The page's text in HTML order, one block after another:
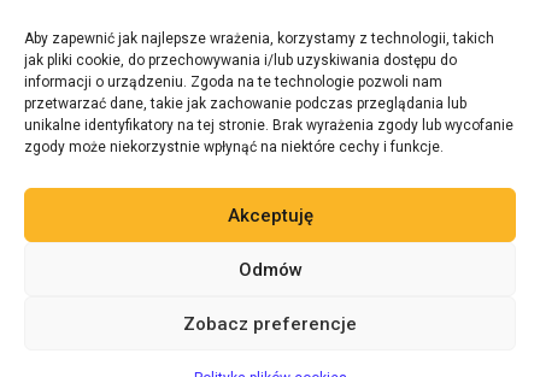
Aby zapewnić jak najlepsze wrażenia, korzystamy z technologii, takich
jak pliki cookie, do przechowywania i/lub uzyskiwania dostępu do
informacji o urządzeniu. Zgoda na te technologie pozwoli nam
przetwarzać dane, takie jak zachowanie podczas przeglądania lub
unikalne identyfikatory na tej stronie. Brak wyrażenia zgody lub wycofanie
zgody może niekorzystnie wpłynąć na niektóre cechy i funkcje.
Akceptuję
Odmów
Zobacz preferencje
©
BevLegal PRAWO ALKOHOLOWE